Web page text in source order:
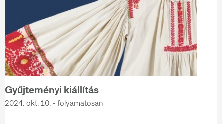
Gyűjteményi kiállítás
2024. okt. 10. - folyamatosan